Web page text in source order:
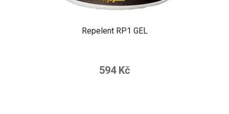
Repelent RP1 GEL
594 Kč